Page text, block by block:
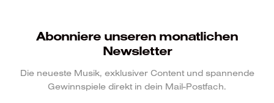
Abonniere unseren monatlichen
Newsletter
Die neueste Musik, exklusiver Content und spannende
Gewinnspiele direkt in dein Mail-Postfach.